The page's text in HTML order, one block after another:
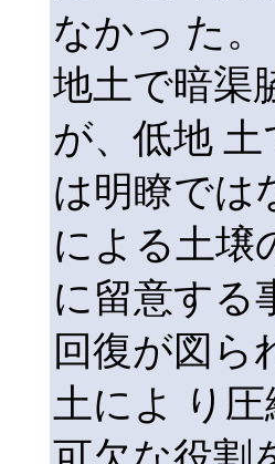
なかっ た
地土で暗渠
が、低地
は明瞭では
による土壌
に留意する
回復が図ら
土によ り